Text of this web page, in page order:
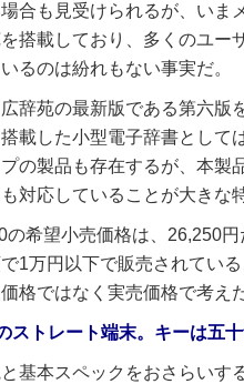
合も見受けられるが、いま
搭載しており、多くのユー
るのは紛れもない事実だ。
辞苑の最新版である第六版
載した小型電子辞書とし
の製品も存在するが、本製
対応していることが大きな
希望小売価格は、26,250
1万円以下で販売されてい
格ではなく実売価格で考え
ストレート端末。キーは五十
基本スペックをおさらいする